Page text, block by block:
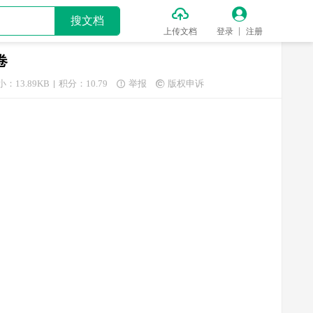
搜文档 
上传文档

登录 注册
：13.89KB 积分：10.79  举报  版权申诉